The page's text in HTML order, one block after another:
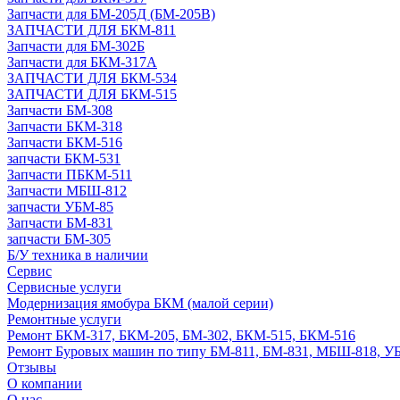
Запчасти для БМ-205Д (БМ-205В)
ЗАПЧАСТИ ДЛЯ БКМ-811
Запчасти для БМ-302Б
Запчасти для БКМ-317А
ЗАПЧАСТИ ДЛЯ БКМ-534
ЗАПЧАСТИ ДЛЯ БКМ-515
Запчасти БМ-308
Запчасти БКМ-318
Запчасти БКМ-516
запчасти БКМ-531
Запчасти ПБКМ-511
Запчасти МБШ-812
запчасти УБМ-85
Запчасти БМ-831
запчасти БМ-305
Б/У техника в наличии
Сервис
Сервисные услуги
Модернизация ямобура БКМ (малой серии)
Ремонтные услуги
Ремонт БКМ-317, БКМ-205, БМ-302, БКМ-515, БКМ-516
Ремонт Буровых машин по типу БМ-811, БМ-831, МБШ-818,
Отзывы
О компании